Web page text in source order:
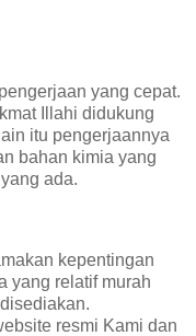
yang cepat.
Illahi didukung
itu pengerjaannya
bahan kimia yang
ada.
kepentingan
yang relatif murah
resmi Kami dan